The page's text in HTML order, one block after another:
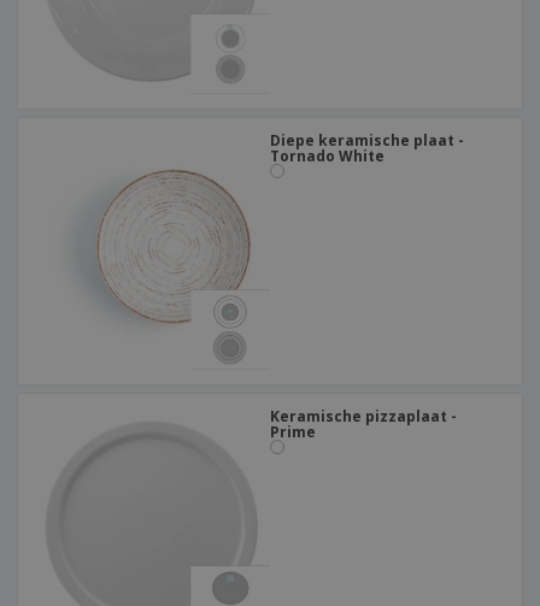
Diepe keramische plaat -
Tornado White
Keramische pizzaplaat -
Prime